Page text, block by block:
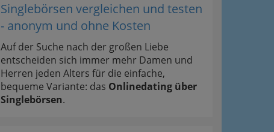
Singlebörsen vergleichen und testen
- anonym und ohne Kosten
Auf der Suche nach der großen Liebe
entscheiden sich immer mehr Damen und
Herren jeden Alters für die einfache,
bequeme Variante: das Onlinedating über
Singlebörsen.